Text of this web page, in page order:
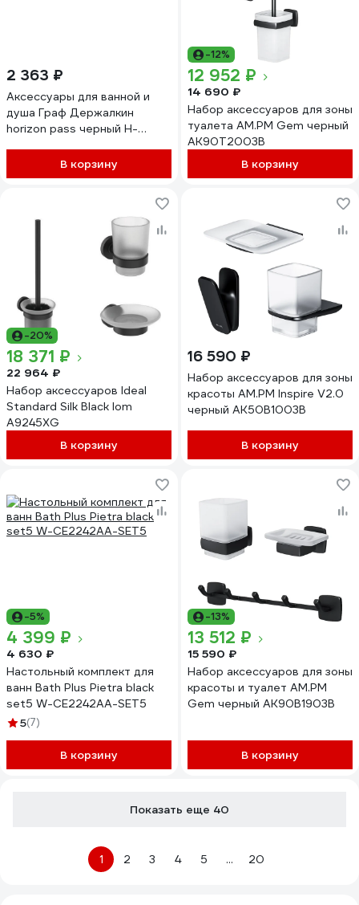
2 363 ₽
Аксессуары для ванной и
душа Граф Держалкин
horizon pass черный H-
В корзину
-12%
12 952 ₽
14 690 ₽
Набор аксессуаров для зоны
туалета AM.PM Gem черный
AK90T2003B
В корзину
-20%
18 371 ₽
22 964 ₽
Набор аксессуаров Ideal
Standard Silk Black Iom
A9245XG
В корзину
16 590 ₽
Набор аксессуаров для зоны
красоты AM.PM Inspire V2.0
черный AK50B1003B
В корзину
-5%
4 399 ₽
4 630 ₽
Настольный комплект для
ванн Bath Plus Pietra black
set5 W-CE2242AA-SET5
5(7)
В корзину
-13%
13 512 ₽
15 590 ₽
Набор аксессуаров для зоны
красоты и туалет AM.PM
Gem черный AK90B1903B
В корзину
Показать еще 40
1 2 3 4 5 ... 20